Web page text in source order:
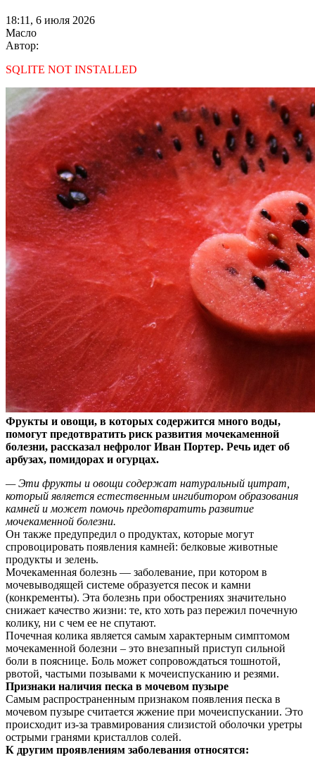
18:11, 6 июля 2026
Масло
Автор:
SQLITE NOT INSTALLED
Фрукты и овощи, в которых содержится много воды,
помогут предотвратить риск развития мочекаменной
болезни, рассказал нефролог Иван Портер. Речь идет об
арбузах, помидорах и огурцах.
— Эти фрукты и овощи содержат натуральный цитрат,
который является естественным ингибитором образования
камней и может помочь предотвратить развитие
мочекаменной болезни.
Он также предупредил о продуктах, которые могут
спровоцировать появления камней: белковые животные
продукты и зелень.
Мочекаменная болезнь — заболевание, при котором в
мочевыводящей системе образуется песок и камни
(конкременты). Эта болезнь при обострениях значительно
снижает качество жизни: те, кто хоть раз пережил почечную
колику, ни с чем ее не спутают.
Почечная колика является самым характерным симптомом
мочекаменной болезни – это внезапный приступ сильной
боли в пояснице. Боль может сопровождаться тошнотой,
рвотой, частыми позывами к мочеиспусканию и резями.
Признаки наличия песка в мочевом пузыре
Самым распространенным признаком появления песка в
мочевом пузыре считается жжение при мочеиспускании. Это
происходит из-за травмирования слизистой оболочки уретры
острыми гранями кристаллов солей.
К другим проявлениям заболевания относятся: